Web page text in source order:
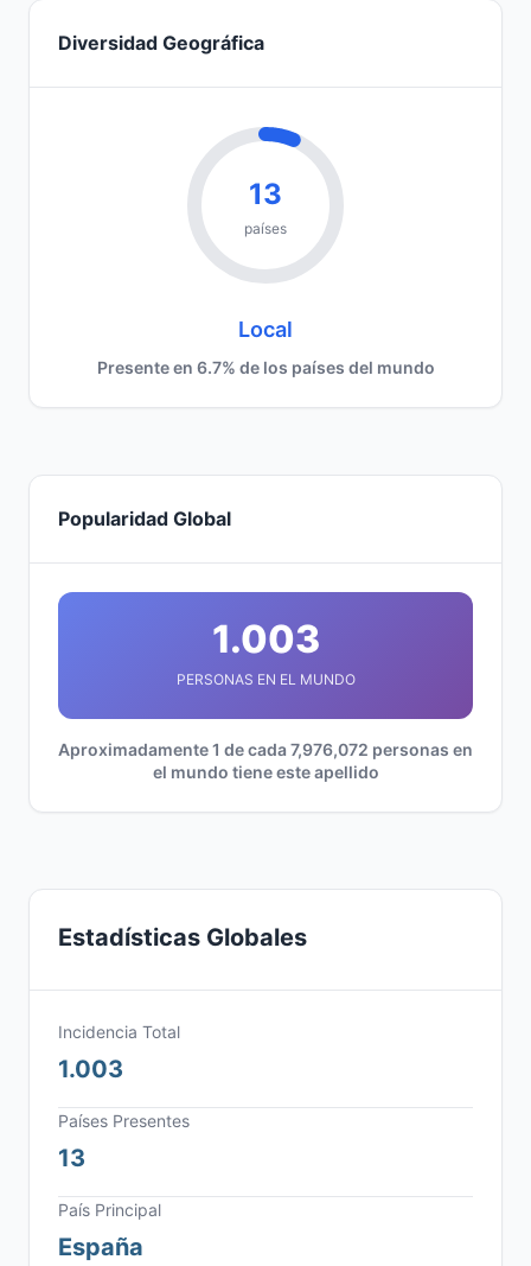
Diversidad Geográfica
13
países
Local
Presente en 6.7% de los países del mundo
Popularidad Global
1.003
PERSONAS EN EL MUNDO
Aproximadamente 1 de cada 7,976,072 personas en
el mundo tiene este apellido
Estadísticas Globales
Incidencia Total
1.003
Países Presentes
13
País Principal
España